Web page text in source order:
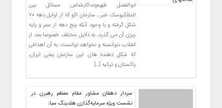
ابوالفضل ظهره‌وند؛کارشناس مسائل بین
المللکیوسک خبر ـ سازمان اکو که از اوایل دهه ۷۰
شکل گرفته و با وجود آنکه پنج دهه از عمر و پایه
ریزی آن می گذرد، به دلایل مختلف خصوصا بعد از
انقلاب نتوانسته و نخواهد توانست، به آن اهدافی
که شکل دهنده های این سازمان یعنی ایران،
پاکستان و ترکیه […]
سردار دهقان مشاور مقام معظم رهبری در
نشست ویژه سرمایه‌گذاری هلدینگ سبا: